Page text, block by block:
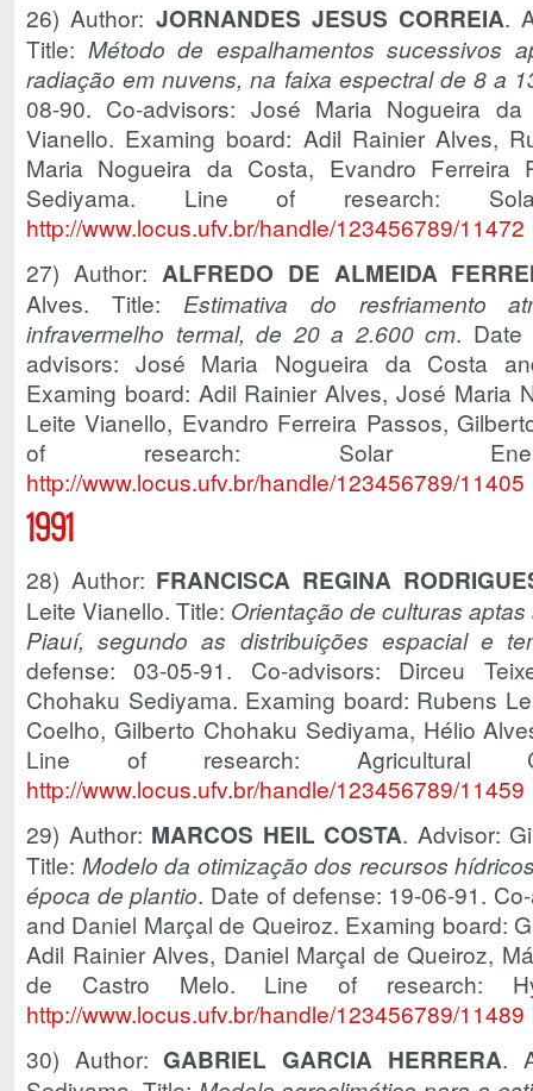
26) Author: JORNANDES JESUS CORREIA.
Title: Método de espalhamentos sucessivos
radiação em nuvens, na faixa espectral de 8 a
08-90. Co-advisors: José Maria Nogueira
Vianello. Examing board: Adil Rainier Alves,
Maria Nogueira da Costa, Evandro Ferreira
Sediyama. Line of research:
http://www.locus.ufv.br/handle/123456789/11472
27) Author: ALFREDO DE ALMEIDA
Alves. Title: Estimativa do resfriamento
infravermelho termal, de 20 a 2.600 cm. Date
advisors: José Maria Nogueira da Costa
Examing board: Adil Rainier Alves, José Maria
Leite Vianello, Evandro Ferreira Passos,
of research: Solar
http://www.locus.ufv.br/handle/123456789/11405
1991
28) Author: FRANCISCA REGINA
Leite Vianello. Title: Orientação de culturas
Piauí, segundo as distribuições espacial e
defense: 03-05-91. Co-advisors: Dirceu
Chohaku Sediyama. Examing board: Rubens
Coelho, Gilberto Chohaku Sediyama, Hélio
Line of research: Agricultural
http://www.locus.ufv.br/handle/123456789/11459
29) Author: MARCOS HEIL COSTA. Advisor:
Title: Modelo da otimização dos recursos
época de plantio. Date of defense: 19-06-91.
and Daniel Marçal de Queiroz. Examing board:
Adil Rainier Alves, Daniel Marçal de Queiroz,
de Castro Melo. Line of research:
http://www.locus.ufv.br/handle/123456789/11489
30) Author:GABRIEL GARCIA HERRERA.